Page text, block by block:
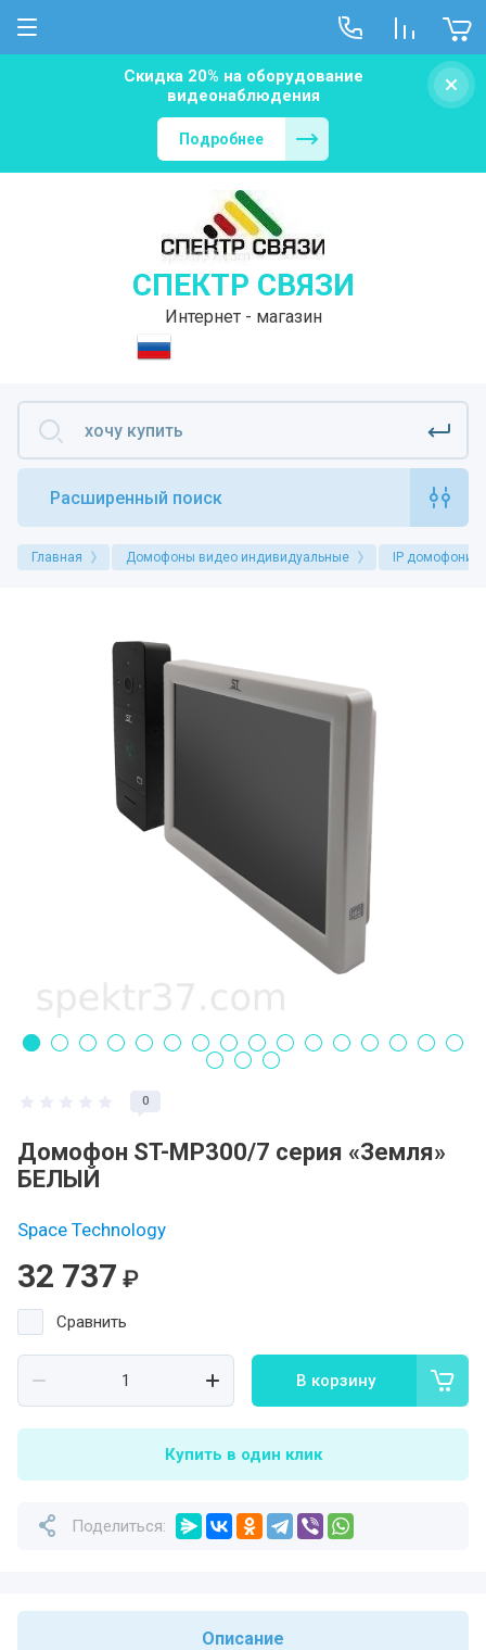
Скидка 20% на оборудование
видеонаблюдения
Подробнее
СПЕКТР СВЯЗИ
Интернет - магазин
Расширенный поиск
Главная Домофоны видео индивидуальные IP домофония
0
Домофон ST-MР300/7 серия «Земля»
БЕЛЫЙ
Space Technology
32 737 ₽
Сравнить
В корзину
Купить в один клик
Поделиться:
Описание